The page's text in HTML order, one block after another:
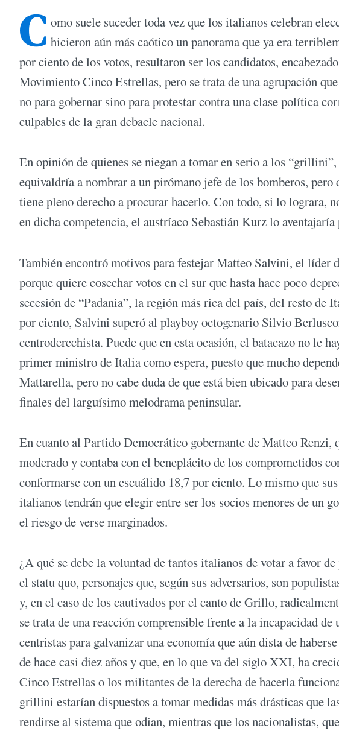
C omo suele suceder toda vez que los italianos celebran
hicieron aún más caótico un panorama que ya era
por ciento de los votos, resultaron ser los candidatos,
Movimiento Cinco Estrellas, pero se trata de una agrupación
no para gobernar sino para protestar contra una clase política
culpables de la gran debacle nacional.
En opinión de quienes se niegan a tomar en serio a los
equivaldría a nombrar a un pirómano jefe de los bomberos,
tiene pleno derecho a procurar hacerlo. Con todo, si lo lograra,
en dicha competencia, el austríaco Sebastián Kurz lo aventajaría
También encontró motivos para festejar Matteo Salvini, el líder
porque quiere cosechar votos en el sur que hasta hace poco
secesión de “Padania”, la región más rica del país, del resto de
por ciento, Salvini superó al playboy octogenario Silvio
centroderechista. Puede que en esta ocasión, el batacazo no le
primer ministro de Italia como espera, puesto que mucho
Mattarella, pero no cabe duda de que está bien ubicado para
finales del larguísimo melodrama peninsular.
En cuanto al Partido Democrático gobernante de Matteo Renzi,
moderado y contaba con el beneplácito de los comprometidos
conformarse con un escuálido 18,7 por ciento. Lo mismo que
italianos tendrán que elegir entre ser los socios menores de un
el riesgo de verse marginados.
¿A qué se debe la voluntad de tantos italianos de votar a favor
el statu quo, personajes que, según sus adversarios, son
y, en el caso de los cautivados por el canto de Grillo,
se trata de una reacción comprensible frente a la incapacidad
centristas para galvanizar una economía que aún dista de
de hace casi diez años y que, en lo que va del siglo XXI, ha
Cinco Estrellas o los militantes de la derecha de hacerla
grillini estarían dispuestos a tomar medidas más drásticas que
rendirse al sistema que odian, mientras que los nacionalistas,